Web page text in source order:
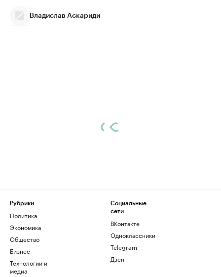
Владислав Аскариди
Рубрики
Политика
Экономика
Общество
Бизнес
Технологии и
медиа
Социальные
сети
ВКонтакте
Одноклассники
Telegram
Дзен